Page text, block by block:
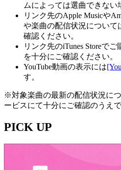
ムによっては選曲できない
リンク先のApple Musicや
や楽曲の配信状況につい
確認ください。
リンク先のiTunes Storeで
を十分にご確認ください。
YouTube動画の表示には
す。
※対象楽曲の最新の配信状況に
ービスにて十分にご確認のうえ
PICK UP